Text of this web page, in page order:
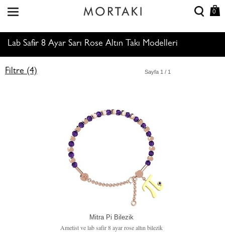
0
Lab Safir 8 Ayar Sarı Rose Altın Takı Modelleri
Filtre (4) Sayfa 1 / 1
Mitra Pi Bilezik
Ametist ve lab safir 8 ayar rose altın bilezik